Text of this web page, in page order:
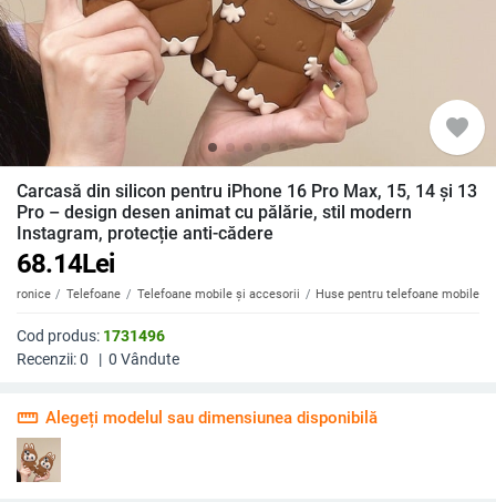
favorite
Carcasă din silicon pentru iPhone 16 Pro Max, 15, 14 și 13
Pro – design desen animat cu pălărie, stil modern
Instagram, protecție anti-cădere
68.14Lei
Telefoane Telefoane mobile și accesorii Huse pentru telefoane mobile
Cod produs: 1731496
Recenzii:0 | 0 Vândute
straighten Alegeți modelul sau dimensiunea disponibilă